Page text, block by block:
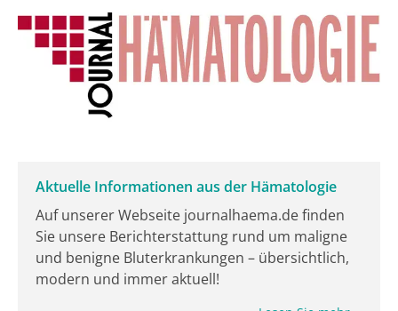
Aktuelle Informationen aus der Hämatologie
Auf unserer Webseite journalhaema.de finden
Sie unsere Berichterstattung rund um maligne
und benigne Bluterkrankungen – übersichtlich,
modern und immer aktuell!